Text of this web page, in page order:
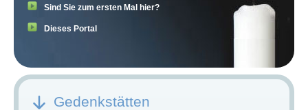
Sind Sie zum ersten Mal hier?
Dieses Portal
Gedenkstätten